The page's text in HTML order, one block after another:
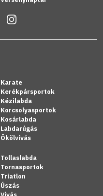
Karate
Kerékpársportok
Kézilabda
Korcsolyasportok
Kosárlabda
Labdarúgás
Ökölvívás
Tollaslabda
Tornasportok
Triatlon
Úszás